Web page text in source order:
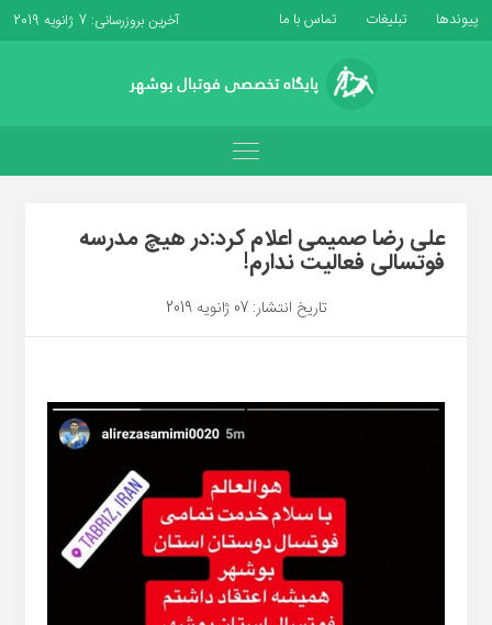
پیوندها تبلیغات تماس با ما آخرین بروزرسانی: 7 ژانویه 2019
علی رضا صمیمی اعلام کرد:در هیچ مدرسه
فوتسالی فعالیت ندارم!
تاریخ انتشار: 07 ژانویه 2019